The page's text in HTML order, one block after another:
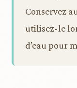
Conservez
utilisez-le
d’eau pour